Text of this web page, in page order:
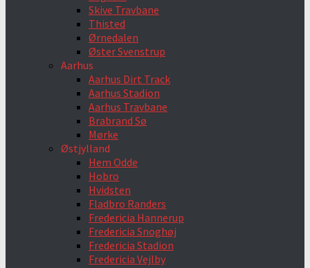
Skive Travbane
Thisted
Ørnedalen
Øster Svenstrup
Aarhus
Aarhus Dirt Track
Aarhus Stadion
Aarhus Travbane
Brabrand Sø
Mørke
Østjylland
Hem Odde
Hobro
Hvidsten
Fladbro Randers
Fredericia Hannerup
Fredericia Snoghøj
Fredericia Stadion
Fredericia Vejlby